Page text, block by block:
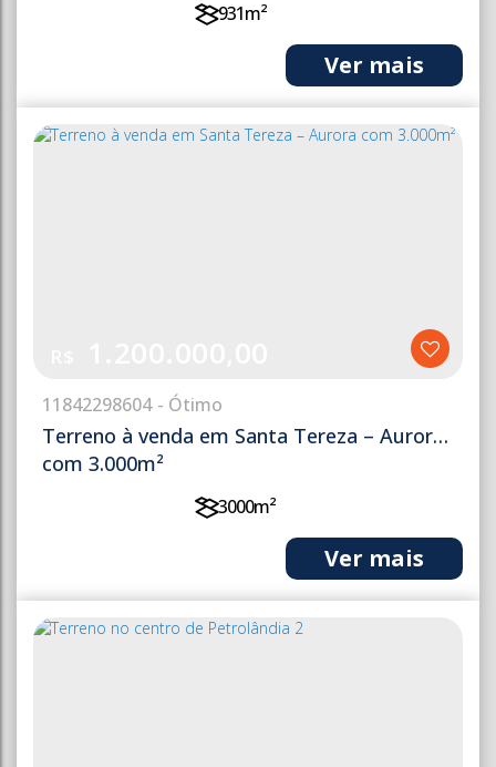
931m²
Terreno à venda em Santa Tereza – Aurora
com 3.000m²
11842298604
3000m²